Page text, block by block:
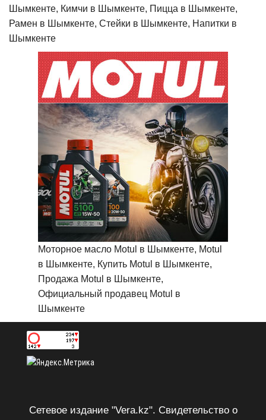
Шымкенте, Кимчи в Шымкенте, Пицца в Шымкенте,
Рамен в Шымкенте, Стейки в Шымкенте, Напитки в
Шымкенте
Моторное масло Motul в Шымкенте, Motul
в Шымкенте, Купить Motul в Шымкенте,
Продажа Motul в Шымкенте,
Официальный продавец Motul в
Шымкенте
Сетевое издание "Vera.kz". Свидетельство о